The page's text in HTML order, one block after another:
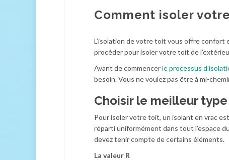
Comment isoler
L’isolation de votre toit vous offre confort
procéder pour isoler votre toit de
Avant de commencerle processus
besoin. Vous ne voulez pas être à mi-
Choisir le meilleur type
Pour isoler votre toit, un isolant en vrac
réparti uniformément dans tout l’espace
devez tenir compte de certains éléments.
La valeur R